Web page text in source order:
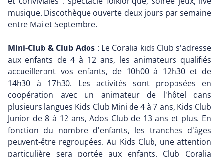
musique. Discothèque ouverte deux jours par semaine
entre Mai et Septembre.
Mini-Club & Club Ados : Le Coralia kids Club s'adresse
aux enfants de 4 à 12 ans, les animateurs qualifiés
accueilleront vos enfants, de 10h00 à 12h30 et de
14h30 à 17h30. Les activités sont proposées en
coopération avec un animateur de l'hôtel dans
plusieurs langues Kids Club Mini de 4 à 7 ans, Kids Club
Junior de 8 à 12 ans, Ados Club de 13 ans et plus. En
fonction du nombre d'enfants, les tranches d'âges
peuvent-être regroupées. Au Kids Club, une attention
particulière sera portée aux enfants. Club Coralia